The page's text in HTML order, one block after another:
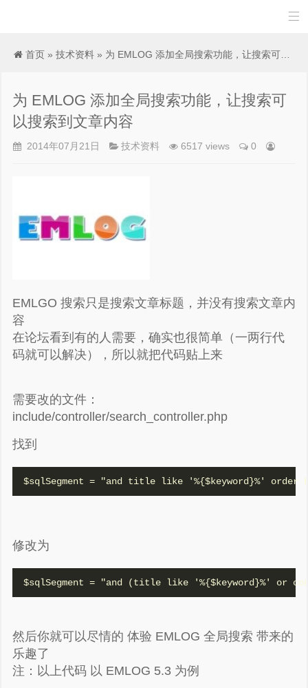

首页 » 技术资料 » 为 EMLOG 添加全局搜索功能，让搜索可以搜索到文章内容
为 EMLOG 添加全局搜索功能，让搜索可
以搜索到文章内容
2014年07月21日 技术资料 6517 views 0
EMLGO 搜索只是搜索文章标题，并没有搜索文章内
容
在论坛看到有的人需要，确实也很简单（一两行代
码就可以解决），所以就把代码贴上来
需要改的文件：
include/controller/search_controller.php
找到
$sqlSegment = "and title like '%{$keyword}%' order
修改为
$sqlSegment = "and (title like '%{$keyword}%' or
然后你就可以尽情的 体验 EMLOG 全局搜索 带来的
乐趣了
注：以上代码 以 EMLOG 5.3 为例